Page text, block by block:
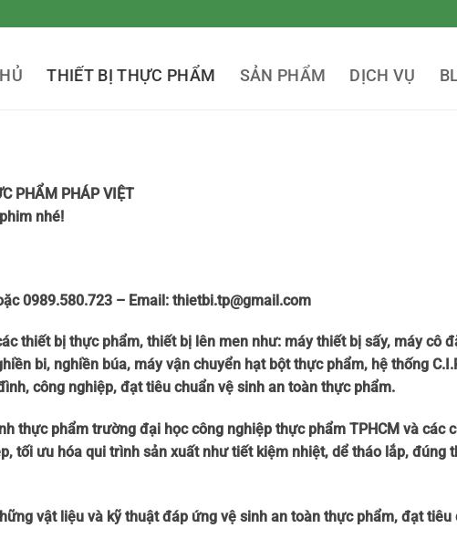
THIẾT BỊ THỰC PHẨM SẢN PHẨM DỊCH VỤ
PHẨM PHÁP VIỆT
nhé!
0989.580.723 – Email: thietbi.tp@gmail.com
thiết bị thực phẩm, thiết bị lên men như: máy thiết bị sấy, máy cô
bi, nghiền búa, máy vận chuyển hạt bột thực phẩm, hệ thống
công nghiệp, đạt tiêu chuẩn vệ sinh an toàn thực phẩm.
thực phẩm trường đại học công nghiệp thực phẩm TPHCM và các
tối ưu hóa qui trình sản xuất như tiết kiệm nhiệt, dể tháo lắp, đúng
vật liệu và kỹ thuật đáp ứng vệ sinh an toàn thực phẩm, đạt tiêu